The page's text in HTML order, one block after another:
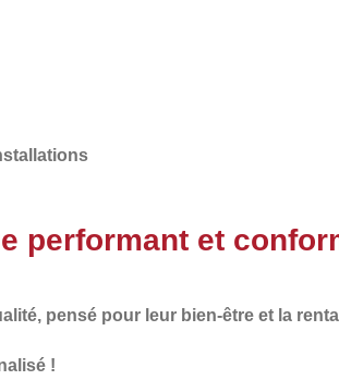
performant et
pensé pour leur bien-être et la
!